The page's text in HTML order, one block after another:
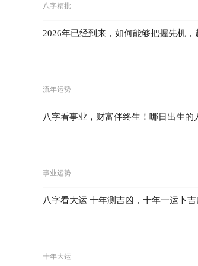
八字精批
2026年已经到来，如何能够把握先机
流年运势
八字看事业，财富伴终生！哪日出生
事业运势
八字看大运 十年测吉凶，十年一运卜吉
十年大运